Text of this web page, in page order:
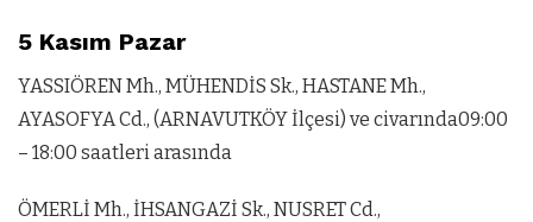
5 Kasım Pazar
YASSIÖREN Mh., MÜHENDİS Sk., HASTANE Mh.,
AYASOFYA Cd., (ARNAVUTKÖY İlçesi) ve civarında09:00
– 18:00 saatleri arasında
ÖMERLİ Mh., İHSANGAZİ Sk., NUSRET Cd.,